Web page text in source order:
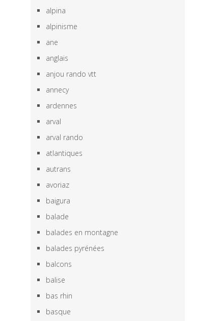
alpina
alpinisme
ane
anglais
anjou rando vtt
annecy
ardennes
arval
arval rando
atlantiques
autrans
avoriaz
baigura
balade
balades en montagne
balades pyrénées
balcons
balise
bas rhin
basque